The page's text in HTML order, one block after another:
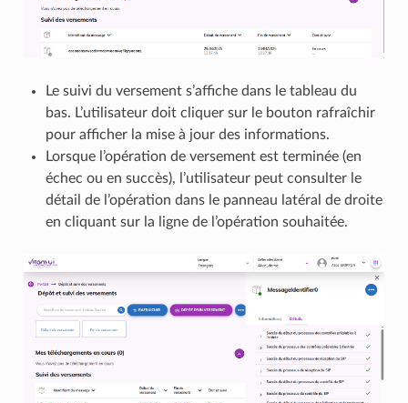
Le suivi du versement s’affiche dans le tableau du
bas. L’utilisateur doit cliquer sur le bouton rafraîchir
pour afficher la mise à jour des informations.
Lorsque l’opération de versement est terminée (en
échec ou en succès), l’utilisateur peut consulter le
détail de l’opération dans le panneau latéral de droite
en cliquant sur la ligne de l’opération souhaitée.